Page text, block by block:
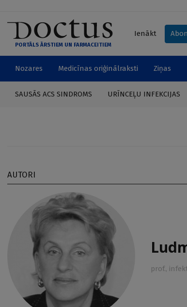
PORTĀLS ĀRSTIEM UN FARMACEITIEM
Ienākt
Nozares Medicīnas oriģinālraksti Ziņas
SAUSĀS ACS SINDROMS URĪNCEĻU INFEKCIJAS
AUTORI
prof.,